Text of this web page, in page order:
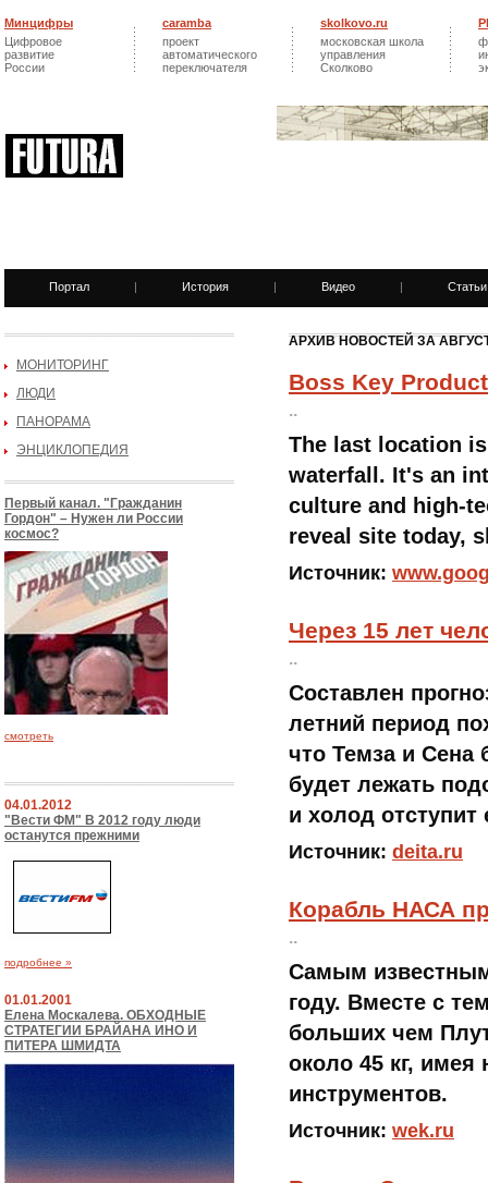
Минцифры
Цифровое
развитие
России
caramba
проект
автоматического
переключателя
skolkovo.ru
московская школа
управления
Сколково
Портал | История | Видео | Статьи
МОНИТОРИНГ
ЛЮДИ
ПАНОРАМА
ЭНЦИКЛОПЕДИЯ
Первый канал. "Гражданин
Гордон" – Нужен ли России
космос?
смотреть
04.01.2012
"Вести ФМ" В 2012 году люди
останутся прежними
подробнее »
01.01.2001
Елена Москалева. ОБХОДНЫЕ
СТРАТЕГИИ БРАЙАНА ИНО И
ПИТЕРА ШМИДТА
АРХИВ НОВОСТЕЙ ЗА
Boss Key
..
The last location
waterfall. It's an
culture and high-
reveal site today,
Источник:
Через 15 лет
..
Составлен
летний период
что Темза и Сена
будет лежать
и холод
Источник: deita.ru
Корабль НАСА
..
Самым
году. Вместе с
больших чем
около 45 кг,
инструментов.
Источник: wek.ru